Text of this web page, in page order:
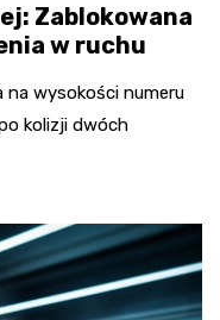
Zablokowana
w ruchu
na wysokości numeru
kolizji dwóch